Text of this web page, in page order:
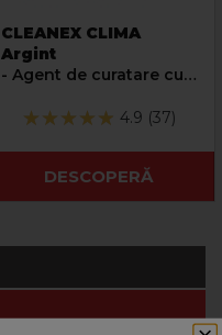
CLEANEX CLIMA
Argint
- Agent de curatare cu
pentru aparate de aer
4.9 (37)
DESCOPERĂ